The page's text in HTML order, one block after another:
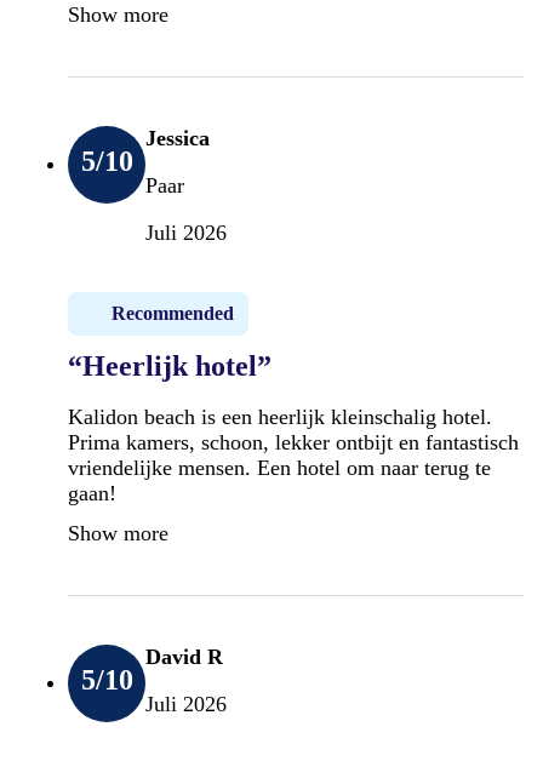
Show more
5/10
Jessica
Paar
Juli 2026
Recommended
“Heerlijk hotel”
Kalidon beach is een heerlijk kleinschalig hotel.
Prima kamers, schoon, lekker ontbijt en fantastisch
vriendelijke mensen. Een hotel om naar terug te
gaan!
Show more
5/10
David R
Juli 2026